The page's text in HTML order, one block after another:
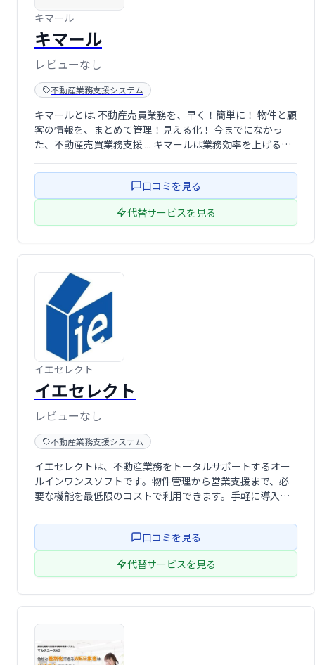
キマール
キマール
レビューなし
不動産業務支援システム
キマールとは. 不動産売買業務を、早く！簡単に！ 物件と顧
客の情報を、まとめて管理！見える化！ 今までになかっ
た、不動産売買業務支援 ... キマールは業務効率を上げるだ
とをめざしています。
口コミを見る
代替サービスを見る
イエセレクト
イエセレクト
レビューなし
不動産業務支援システム
イエセレクトは、不動産業務をトータルサポートするオー
ルインワンスソフトです。物件管理から営業支援まで、必
要な機能を最低限のコストで利用できます。手軽に導入で
口コミを見る
代替サービスを見る